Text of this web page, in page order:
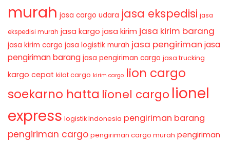
murah jasa cargo udara jasa ekspedisi jasa
ekspedisi murah jasa kargo jasa kirim jasa kirim barang
jasa kirim cargo jasa logistik murah jasa pengiriman jasa
pengiriman barang jasa pengiriman cargo jasa trucking
kargo cepat kilat cargo kirim cargo lion cargo
soekarno hatta lionel cargo lionel
express logistik Indonesia pengiriman barang
pengiriman cargo pengiriman cargo murah pengiriman